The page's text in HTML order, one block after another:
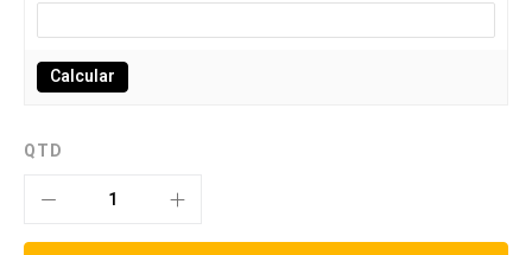
Calcular
QTD